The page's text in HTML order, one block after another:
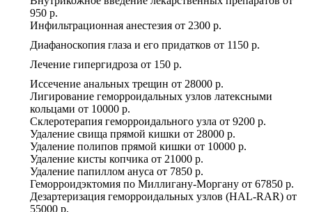
950 р.
Инфильтрационная анестезия от 2300 р.
Диафаноскопия глаза и его придатков от 1150 р.
Лечение гипергидроза от 150 р.
Иссечение анальных трещин от 28000 р.
Лигирование геморроидальных узлов латексными
кольцами от 10000 р.
Склеротерапия геморроидального узла от 9200 р.
Удаление свища прямой кишки от 28000 р.
Удаление полипов прямой кишки от 10000 р.
Удаление кисты копчика от 21000 р.
Удаление папиллом ануса от 7850 р.
Геморроидэктомия по Миллигану-Моргану от 67850 р.
Дезартеризация геморроидальных узлов (HAL-RAR) от
55000 р.